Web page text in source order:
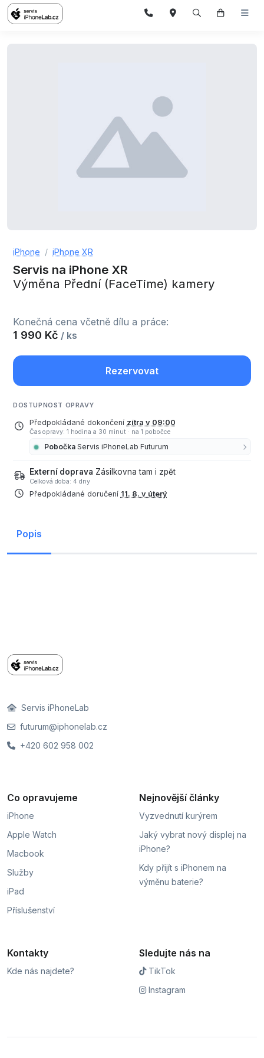
iPhone iPhone XR
Servis na iPhone XR
Výměna Přední (FaceTime) kamery
Konečná cena včetně dílu a práce:
1 990 Kč / ks
Rezervovat
DOSTUPNOST OPRAVY
Předpokládané dokončení zítra v 09:00
Čas opravy: 1 hodina a 30 minut · na 1 pobočce
Pobočka Servis iPhoneLab Futurum
Externí doprava Zásilkovna tam i zpět
Celková doba: 4 dny
Předpokládané doručení 11. 8. v úterý
Popis
Servis iPhoneLab
futurum@iphonelab.cz
+420 602 958 002
Co opravujeme
iPhone
Apple Watch
Macbook
Služby
iPad
Příslušenství
Nejnovější články
Vyzvednutí kurýrem
Jaký vybrat nový displej na
iPhone?
Kdy přijít s iPhonem na
výměnu baterie?
Kontakty
Kde nás najdete?
Sledujte nás na
TikTok
Instagram